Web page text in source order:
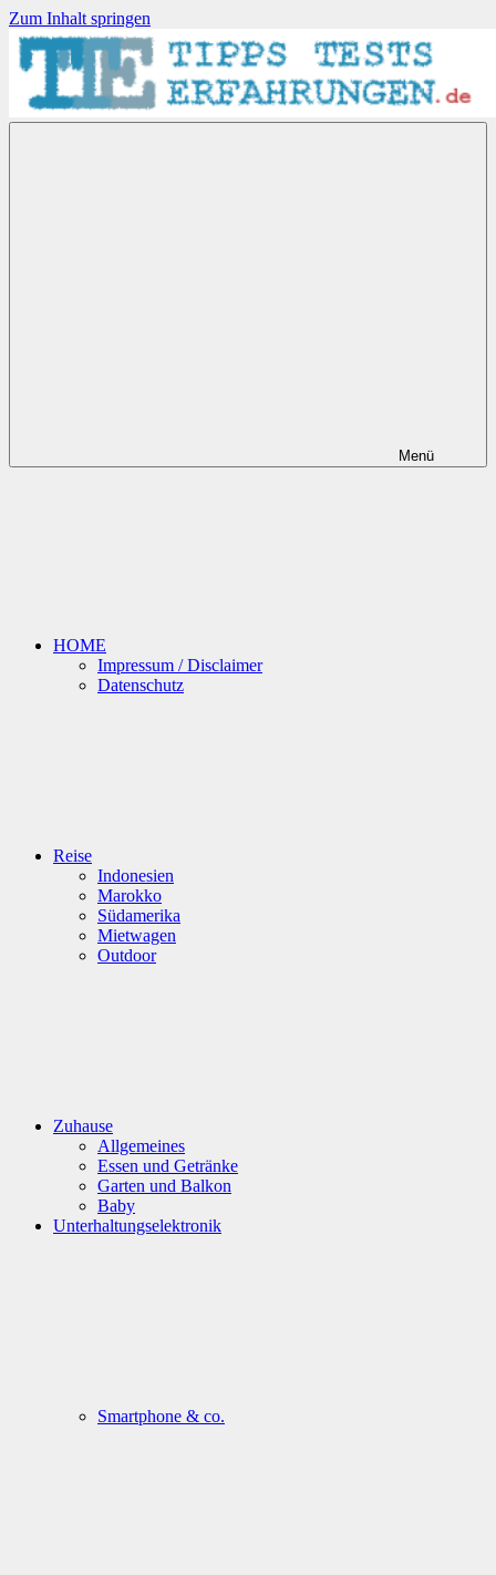
Zum Inhalt springen
Menü
HOME
Impressum / Disclaimer
Datenschutz
Reise
Indonesien
Marokko
Südamerika
Mietwagen
Outdoor
Zuhause
Allgemeines
Essen und Getränke
Garten und Balkon
Baby
Unterhaltungselektronik
Smartphone & co.